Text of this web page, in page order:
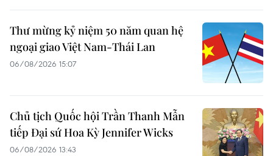
Thư mừng kỷ niệm 50 năm quan hệ
ngoại giao Việt Nam-Thái Lan
06/08/2026 15:07
Chủ tịch Quốc hội Trần Thanh Mẫn
tiếp Đại sứ Hoa Kỳ Jennifer Wicks
06/08/2026 13:43